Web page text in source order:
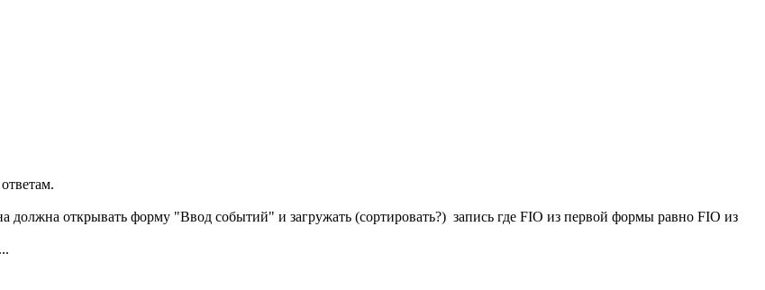
открывать форму "Ввод событий" и загружать (сортировать?) запись где FIO из первой формы равно FIO из